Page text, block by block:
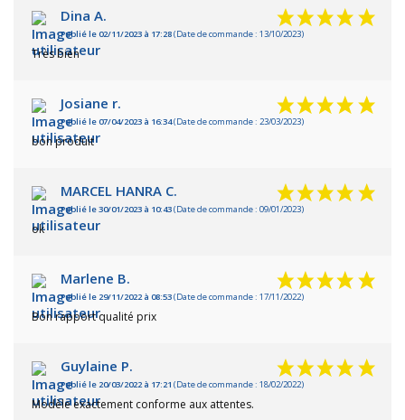
Dina A.
Publié le 02/11/2023 à 17:28(Date de commande : 13/10/2023)
Très bien
Josiane r.
Publié le 07/04/2023 à 16:34(Date de commande : 23/03/2023)
bon produit
MARCEL HANRA C.
Publié le 30/01/2023 à 10:43(Date de commande : 09/01/2023)
ok
Marlene B.
Publié le 29/11/2022 à 08:53(Date de commande : 17/11/2022)
Bon rapport qualité prix
Guylaine P.
Publié le 20/03/2022 à 17:21 (Date de commande : 18/02/2022)
Modèle exactement conforme aux attentes.